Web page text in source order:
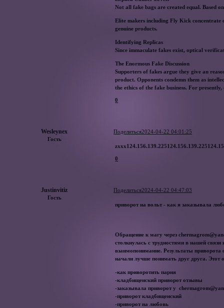
Not all fake bags are created equal. Based
Elite makers including Fly Kick
genuine products.
Identifying Replicas
Since immaculate fakes exist, optical
The Enormous Fake Discussion
Supporters of fakes argue they give an
product. Opponents condemn them as
the ethics of the fake business. For
0
Поделиться2024-04-22 04:01:25
Wesleynex
Гость
0
Поделиться2024-04-22 04:47:03
Justinvitiz
Гость
приворот на вольт - как я заказывала
Обращение к магу через
столкнулась с трудностями в нашей
взаимопонимание. Результаты
начали лучше понимать друг друга. Этот
-как приворотить парня
-кладбищенский приворот отзывы
-заказывала приворот у
-приворот кладбищенский
-приворот на любовь